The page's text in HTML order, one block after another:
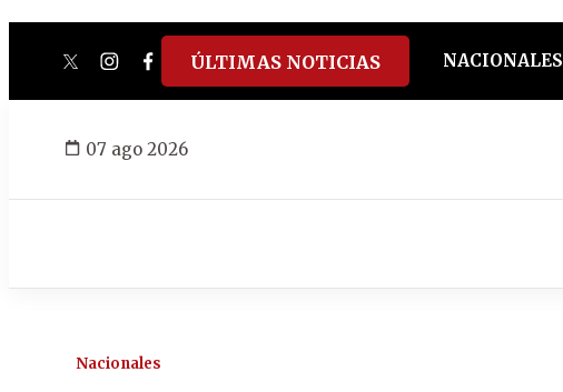
twitterinstagram
facebook
tiktokyoutube
spotify
ÚLTIMAS NOTICIAS NACIONALES
07 ago 2026
Nacionales